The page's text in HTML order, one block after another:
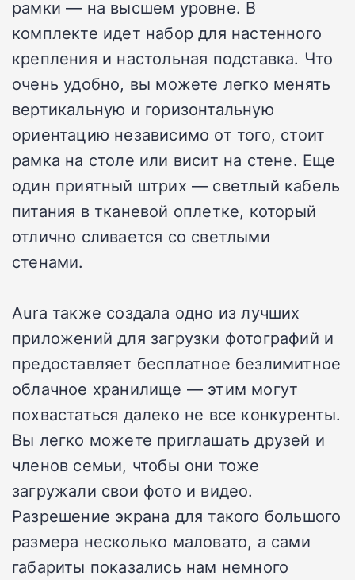
рамки — на высшем уровне. В
комплекте идет набор для настенного
крепления и настольная подставка. Что
очень удобно, вы можете легко менять
вертикальную и горизонтальную
ориентацию независимо от того, стоит
рамка на столе или висит на стене. Еще
один приятный штрих — светлый кабель
питания в тканевой оплетке, который
отлично сливается со светлыми
стенами.
Aura также создала одно из лучших
приложений для загрузки фотографий и
предоставляет бесплатное безлимитное
облачное хранилище — этим могут
похвастаться далеко не все конкуренты.
Вы легко можете приглашать друзей и
членов семьи, чтобы они тоже
загружали свои фото и видео.
Разрешение экрана для такого большого
размера несколько маловато, а сами
габариты показались нам немного